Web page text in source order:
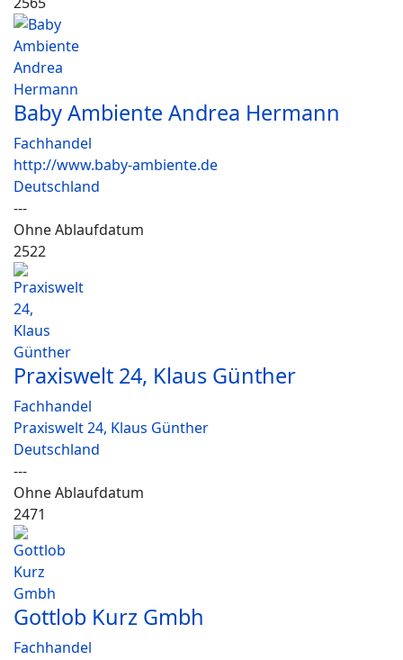
Baby Ambiente Andrea Hermann
Fachhandel
http://www.baby-ambiente.de
Deutschland
---
Ohne Ablaufdatum
2522
Praxiswelt 24, Klaus Günther
Fachhandel
Praxiswelt 24, Klaus Günther
Deutschland
---
Ohne Ablaufdatum
2471
Gottlob Kurz Gmbh
Fachhandel